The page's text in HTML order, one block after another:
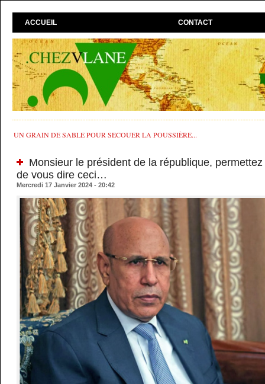
ACCUEIL CONTACT
UN GRAIN DE SABLE POUR SECOUER LA POUSSIÈRE...
Monsieur le président de la république,
de vous dire ceci…
Mercredi 17 Janvier 2024 - 20:42